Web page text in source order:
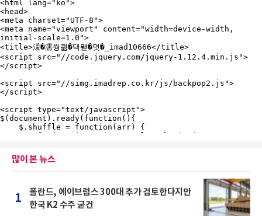
많이 본 뉴스
1
폴란드, 에이브럼스 300대 추가 검토한다지만
한국 K2 수주 굳건